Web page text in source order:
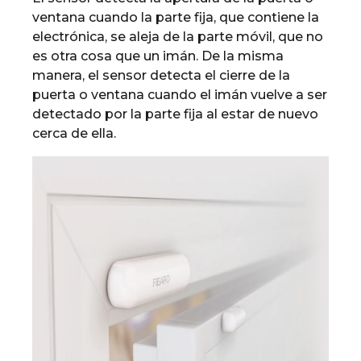
ventana cuando la parte fija, que contiene la
electrónica, se aleja de la parte móvil, que no
es otra cosa que un imán. De la misma
manera, el sensor detecta el cierre de la
puerta o ventana cuando el imán vuelve a ser
detectado por la parte fija al estar de nuevo
cerca de ella.